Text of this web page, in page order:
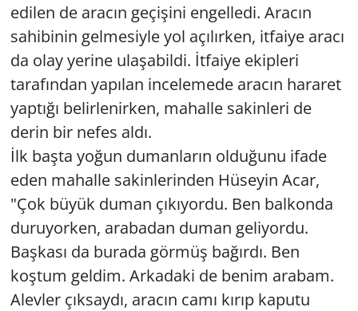
edilen de aracın geçişini engelledi. Aracın
sahibinin gelmesiyle yol açılırken, itfaiye aracı
da olay yerine ulaşabildi. İtfaiye ekipleri
tarafından yapılan incelemede aracın hararet
yaptığı belirlenirken, mahalle sakinleri de
derin bir nefes aldı.
İlk başta yoğun dumanların olduğunu ifade
eden mahalle sakinlerinden Hüseyin Acar,
"Çok büyük duman çıkıyordu. Ben balkonda
duruyorken, arabadan duman geliyordu.
Başkası da burada görmüş bağırdı. Ben
koştum geldim. Arkadaki de benim arabam.
Alevler çıksaydı, aracın camı kırıp kaputu